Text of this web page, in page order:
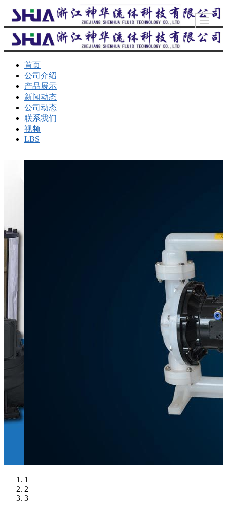
首页
公司介绍
产品展示
新闻动态
公司动态
联系我们
视频
LBS
1
2
3